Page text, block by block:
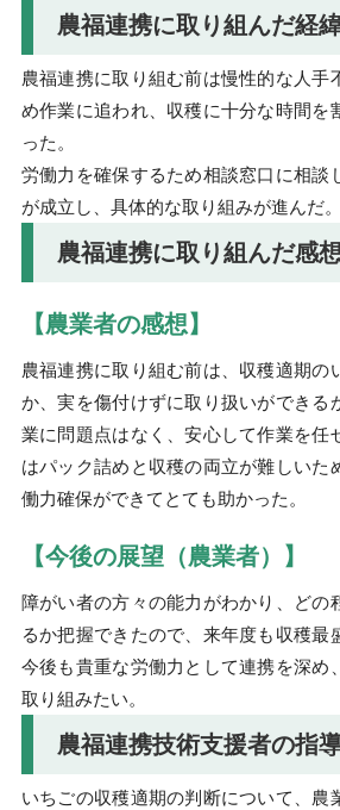
農福連携に取り組んだ経
農福連携に取り組む前は慢性的な人手
め作業に追われ、収穫に十分な時間を
った。
労働力を確保するため相談窓口に相談
が成立し、具体的な取り組みが進んだ。
農福連携に取り組んだ感
【農業者の感想】
農福連携に取り組む前は、収穫適期の
か、実を傷付けずに取り扱いができる
業に問題点はなく、安心して作業を任
はパック詰めと収穫の両立が難しいた
働力確保ができてとても助かった。
【今後の展望（農業者）】
障がい者の方々の能力がわかり、どの
るか把握できたので、来年度も収穫最
今後も貴重な労働力として連携を深め
取り組みたい。
農福連携技術支援者の指
いちごの収穫適期の判断について、農